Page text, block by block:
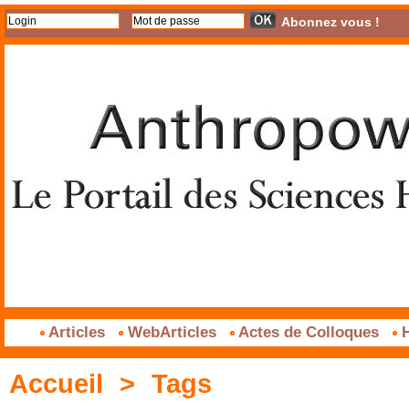
Abonnez vous !
Articles WebArticles Actes de Colloques
Accueil > Tags